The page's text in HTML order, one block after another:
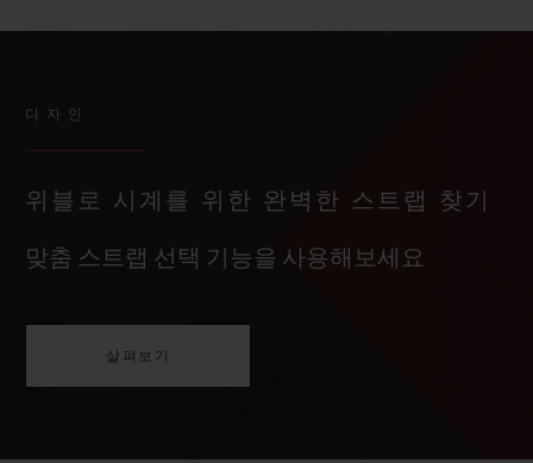
디자인
위블로 시계를 위한 완벽한 스트랩 찾기
맞춤 스트랩 선택 기능을 사용해보세요
살펴보기